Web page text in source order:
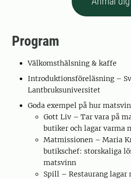
Program
Välkomsthälsning & kaffe
Introduktionsföreläsning –
Lantbruksuniversitet
Goda exempel på hur
Gott Liv – Tar vara på
butiker och lagar varma
Matmissionen – Maria
butikschef: storskaliga
matsvinn
Spill – Restaurang lagar